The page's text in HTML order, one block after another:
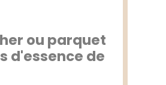
ou parquet
d'essence de